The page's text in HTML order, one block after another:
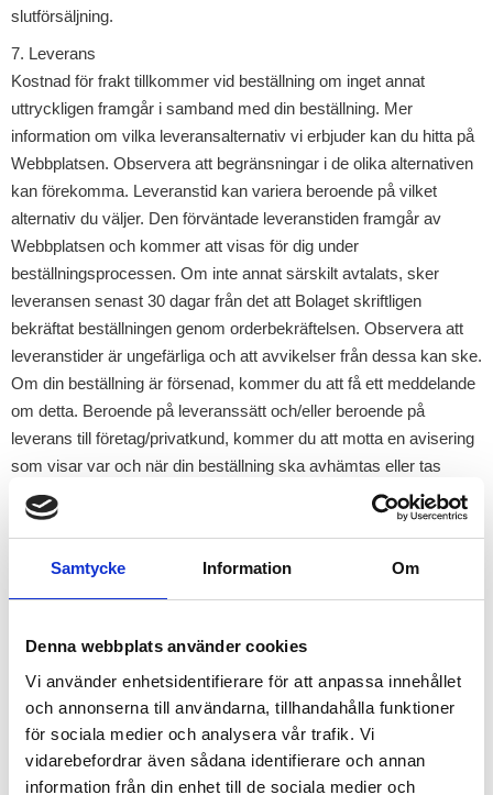
Samtycke Information Om
Denna webbplats använder cookies
Vi använder enhetsidentifierare för att anpassa innehållet
och annonserna till användarna, tillhandahålla funktioner
för sociala medier och analysera vår trafik. Vi
vidarebefordrar även sådana identifierare och annan
information från din enhet till de sociala medier och
slutförsäljning.
7. Leverans
Kostnad för frakt tillkommer vid beställning om inget annat
uttryckligen framgår i samband med din beställning. Mer
information om vilka leveransalternativ vi erbjuder kan du hitta på
Webbplatsen. Observera att begränsningar i de olika alternativen
kan förekomma. Leveranstid kan variera beroende på vilket
alternativ du väljer. Den förväntade leveranstiden framgår av
Webbplatsen och kommer att visas för dig under
beställningsprocessen. Om inte annat särskilt avtalats, sker
leveransen senast 30 dagar från det att Bolaget skriftligen
bekräftat beställningen genom orderbekräftelsen. Observera att
leveranstider är ungefärliga och att avvikelser från dessa kan ske.
Om din beställning är försenad, kommer du att få ett meddelande
om detta. Beroende på leveranssätt och/eller beroende på
leverans till företag/privatkund, kommer du att motta en avisering
som visar var och när din beställning ska avhämtas eller tas
emot. Du ansvarar för att du mottar eller löser ut din beställning
under den tid som anges i aviseringen. Paket hämtas i första
outlösta beställningar har vi rätt att ta ut en avgift på upp till 250
kronor för vår hanteringskostnad av beställningen samt för
Vid köp av produkter från Webbplatsen har du rätt att ångra din
beställning inom 14 dagar utan att ange något skäl, med undantag
för vad som sägs nedan. Om du vill använda dig av din ångerrätt
ska du meddela oss inom 14 dagar från det att du har tagit emot